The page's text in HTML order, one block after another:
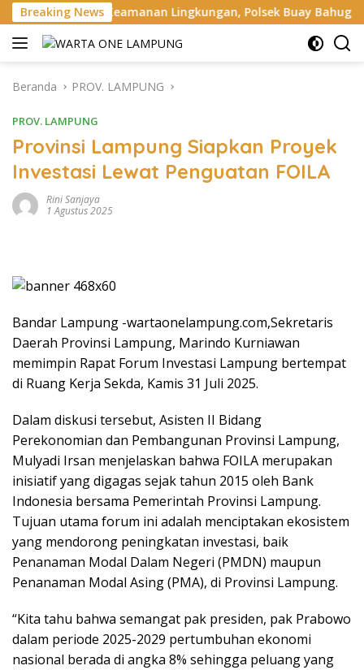
Langsung
ke
konten
Breaking NewsLingkungan, Polsek Buay Bahuga Cek Ronda
Beranda PROV. LAMPUNG
PROV. LAMPUNG
Provinsi Lampung Siapkan Proyek
Investasi Lewat Penguatan FOILA
Rini Sanjaya
1 Agustus 2025
Bandar Lampung -wartaonelampung.com,Sekretaris
Daerah Provinsi Lampung, Marindo Kurniawan
memimpin Rapat Forum Investasi Lampung bertempat
di Ruang Kerja Sekda, Kamis 31 Juli 2025.
Dalam diskusi tersebut, Asisten II Bidang
Perekonomian dan Pembangunan Provinsi Lampung,
Mulyadi Irsan menjelaskan bahwa FOILA merupakan
inisiatif yang digagas sejak tahun 2015 oleh Bank
Indonesia bersama Pemerintah Provinsi Lampung.
Tujuan utama forum ini adalah menciptakan ekosistem
yang mendorong peningkatan investasi, baik
Penanaman Modal Dalam Negeri (PMDN) maupun
Penanaman Modal Asing (PMA), di Provinsi Lampung.
“Kita tahu bahwa semangat pak presiden, pak Prabowo
dalam periode 2025-2029 pertumbuhan ekonomi
nasional berada di angka 8% sehingga peluang yang